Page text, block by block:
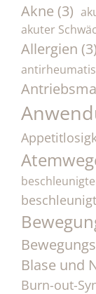
Akne (3)
akuter
Allergien (3)
Blase und
Burn-out-